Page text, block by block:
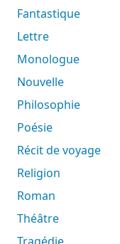
Fantastique
Lettre
Monologue
Nouvelle
Philosophie
Poésie
Récit de voyage
Religion
Roman
Théâtre